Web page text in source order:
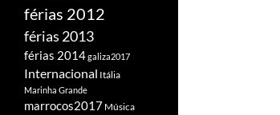
férias 2012
férias 2013
férias 2014galiza2017
Internacional Itália
Marinha Grande
marrocos2017 Música